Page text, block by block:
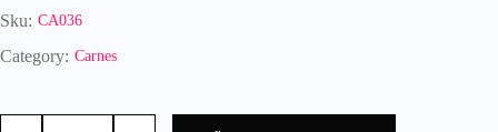
o
a
Sku: CA036
Category: Carnes